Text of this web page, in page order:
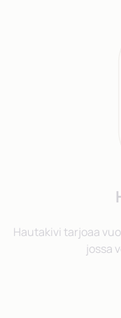
Hautakivi tarjoaa
jossa